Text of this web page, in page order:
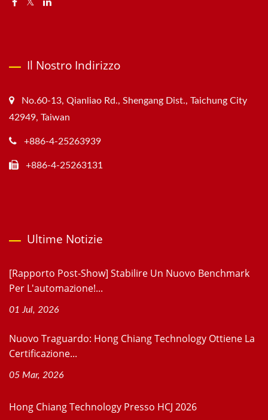
Il Nostro Indirizzo
No.60-13, Qianliao Rd., Shengang Dist., Taichung City
42949, Taiwan
+886-4-25263939
+886-4-25263131
Ultime Notizie
[Rapporto Post-Show] Stabilire Un Nuovo Benchmark
Per L'automazione!...
01 Jul, 2026
Nuovo Traguardo: Hong Chiang Technology Ottiene La
Certificazione...
05 Mar, 2026
Hong Chiang Technology Presso HCJ 2026